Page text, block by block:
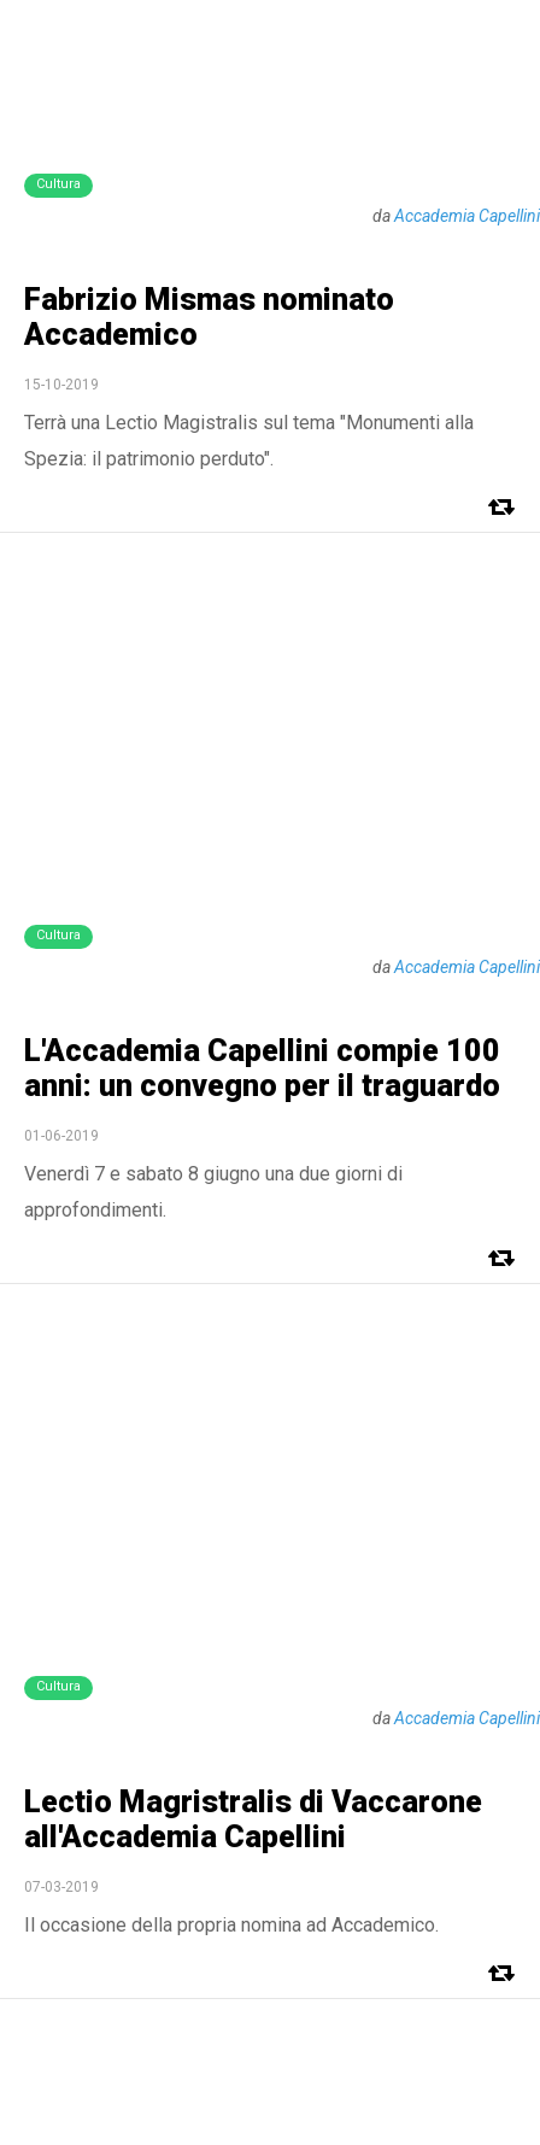
Cultura
daAccademia Capellini
Fabrizio Mismas nominato
Accademico
15-10-2019
Terrà una Lectio Magistralis sul tema "Monumenti alla
Spezia: il patrimonio perduto".
Cultura
daAccademia Capellini
L'Accademia Capellini compie 100
anni: un convegno per il traguardo
01-06-2019
Venerdì 7 e sabato 8 giugno una due giorni di
approfondimenti.
Cultura
daAccademia Capellini
Lectio Magristralis di Vaccarone
all'Accademia Capellini
07-03-2019
Il occasione della propria nomina ad Accademico.